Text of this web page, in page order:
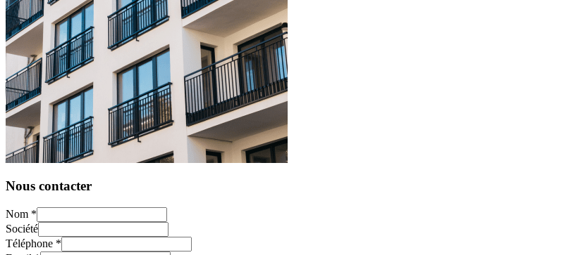
Nous contacter
Nom *
Société
Téléphone *